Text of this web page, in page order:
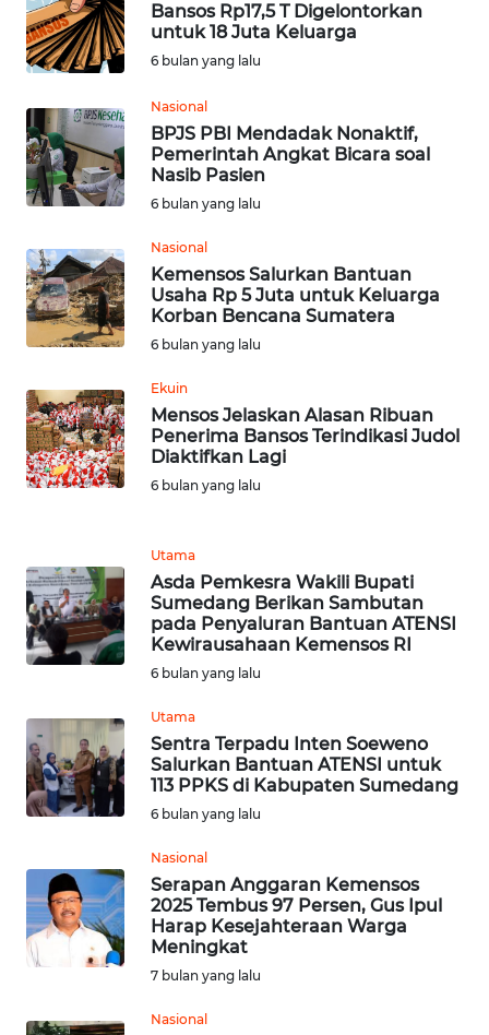
Bansos Rp17,5 T Digelontorkan
untuk 18 Juta Keluarga
6 bulan yang lalu
Nasional
BPJS PBI Mendadak Nonaktif,
Pemerintah Angkat Bicara soal
Nasib Pasien
6 bulan yang lalu
Nasional
Kemensos Salurkan Bantuan
Usaha Rp 5 Juta untuk Keluarga
Korban Bencana Sumatera
6 bulan yang lalu
Ekuin
Mensos Jelaskan Alasan Ribuan
Penerima Bansos Terindikasi Judol
Diaktifkan Lagi
6 bulan yang lalu
Utama
Asda Pemkesra Wakili Bupati
Sumedang Berikan Sambutan
pada Penyaluran Bantuan ATENSI
Kewirausahaan Kemensos RI
6 bulan yang lalu
Utama
Sentra Terpadu Inten Soeweno
Salurkan Bantuan ATENSI untuk
113 PPKS di Kabupaten Sumedang
6 bulan yang lalu
Nasional
Serapan Anggaran Kemensos
2025 Tembus 97 Persen, Gus Ipul
Harap Kesejahteraan Warga
Meningkat
7 bulan yang lalu
Nasional
KARIR
Wahana
News
Regional
WN
SUMUT
WN
JAKARTA
WN
JABAR
WN
WN
NTT
WN
KEPRI
WN
PAPUA
WN
WN
RIAU
SERAMBI